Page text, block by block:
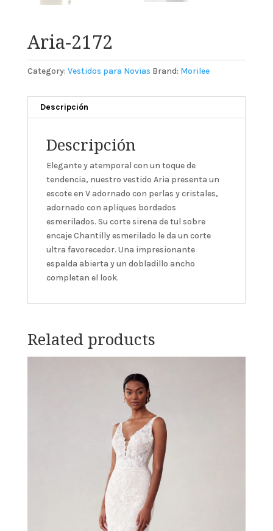
Aria-2172
Category: Vestidos para Novias Brand: Morilee
Descripción
Descripción
Elegante y atemporal con un toque de
tendencia, nuestro vestido Aria presenta un
escote en V adornado con perlas y cristales,
adornado con apliques bordados
esmerilados. Su corte sirena de tul sobre
encaje Chantilly esmerilado le da un corte
ultra favorecedor. Una impresionante
espalda abierta y un dobladillo ancho
completan el look.
Related products